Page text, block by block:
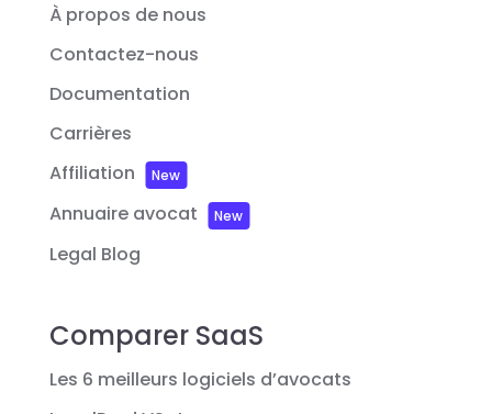
À propos de nous
Contactez-nous
Documentation
Carrières
Affiliation
New
Annuaire avocat New
Legal Blog
Comparer SaaS
Les 6 meilleurs logiciels d’avocats